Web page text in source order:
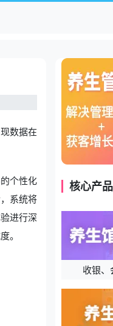
数据在
个性化
系统将
进行深
。
核心产
收银、